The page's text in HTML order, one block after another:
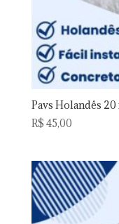
Pavs Holandês
R$ 45,00